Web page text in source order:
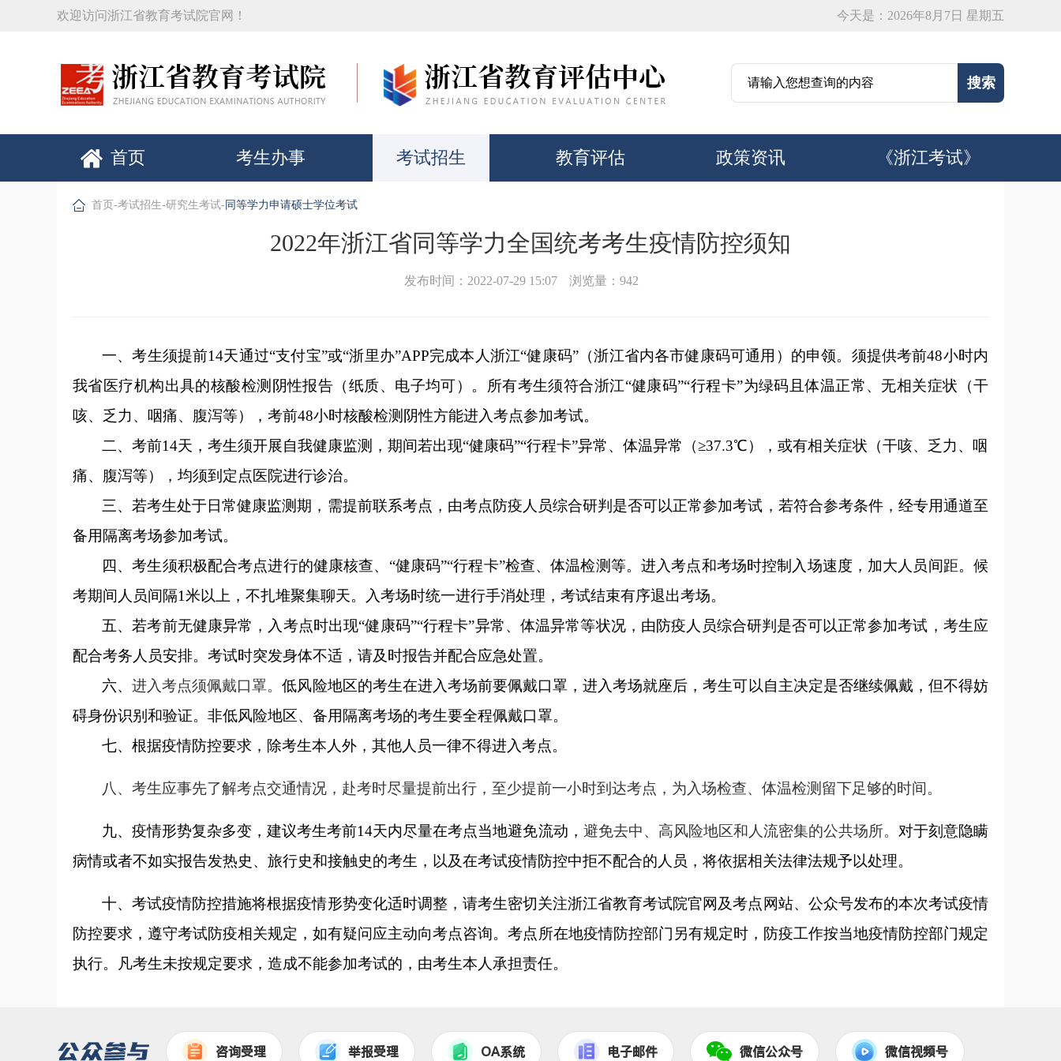
欢迎访问浙江省教育考试院官网！ 今天是：2026年8月7日 星期五
首页 考生办事 考试招生 教育评估 政策资讯 《浙江考试》
首页 -考试招生-研究生考试- 同等学力申请硕士学位考试
2022年浙江省同等学力全国统考考生疫情防控须知
发布时间：2022-07-29 15:07 浏览量： 942
一、考生须提前14天通过“支付宝”或“浙里办”APP完成本人浙江“健康码”（浙江省内各市健康码可通用）的申领。须提供考前48小时内
我省医疗机构出具的核酸检测阴性报告（纸质、电子均可）。所有考生须符合浙江“健康码”“行程卡”为绿码且体温正常、无相关症状（干
咳、乏力、咽痛、腹泻等），考前48小时核酸检测阴性方能进入考点参加考试。
二、考前14天，考生须开展自我健康监测，期间若出现“健康码”“行程卡”异常、体温异常（≥37.3℃），或有相关症状（干咳、乏力、咽
痛、腹泻等），均须到定点医院进行诊治。
三、若考生处于日常健康监测期，需提前联系考点，由考点防疫人员综合研判是否可以正常参加考试，若符合参考条件，经专用通道至
备用隔离考场参加考试。
四、考生须积极配合考点进行的健康核查、 “健康码”“行程卡”检查、体温检测等。进入考点和考场时控制入场速度，加大人员间距。候
考期间人员间隔1米以上，不扎堆聚集聊天。入考场时统一进行手消处理，考试结束有序退出考场。
五、若考前无健康异常，入考点时出现“健康码”“行程卡”异常、体温异常等状况，由防疫人员综合研判是否可以正常参加考试，考生应
配合考务人员安排。考试时突发身体不适，请及时报告并配合应急处置。
六、进入考点须佩戴口罩。低风险地区的考生在进入考场前要佩戴口罩，进入考场就座后，考生可以自主决定是否继续佩戴，但不得妨
碍身份识别和验证。非低风险地区、备用隔离考场的考生要全程佩戴口罩。
七、根据疫情防控要求，除考生本人外，其他人员一律不得进入考点。
八 、考生应事先了解考点交通情况，赴考时尽量提前出行， 至少提前一小时到达考点， 为入场检查、体温检测留下足够的时间。
九、疫情形势复杂多变，建议考生考前14天内尽量在考点当地避免流动， 避免去中、高风险地区和人流密集的公共场所。 对于刻意隐瞒
病情或者不如实报告发热史、旅行史和接触史的考生，以及在考试疫情防控中拒不配合的人员，将依据相关法律法规予以处理。
十、考试疫情防控措施将根据疫情形势变化适时调整，请考生密切关注浙江省教育考试院官网及考点网站、公众号发布的本次考试疫情
防控要求，遵守考试防疫相关规定，如有疑问应主动向考点咨询。考点所在地疫情防控部门另有规定时，防疫工作按当地疫情防控部门规定
执行。凡考生未按规定要求，造成不能参加考试的，由考生本人承担责任。
咨询受理 举报受理 OA系统 电子邮件 微信公众号 微信视频号